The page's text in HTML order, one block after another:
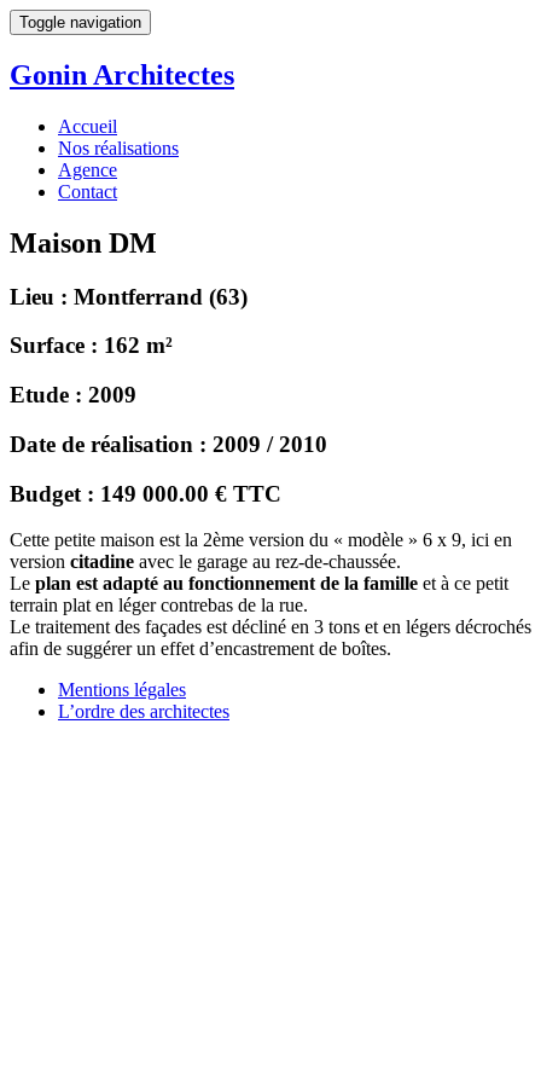
Toggle navigation
Gonin Architectes
Accueil
Nos réalisations
Agence
Contact
Maison DM
Lieu : Montferrand (63)
Surface : 162 m²
Etude : 2009
Date de réalisation : 2009 / 2010
Budget : 149 000.00 € TTC
Cette petite maison est la 2ème version du « modèle » 6 x 9, ici en
version citadine avec le garage au rez-de-chaussée.
Le plan est adapté au fonctionnement de la famille et à ce petit
terrain plat en léger contrebas de la rue.
Le traitement des façades est décliné en 3 tons et en légers décrochés
afin de suggérer un effet d’encastrement de boîtes.
Mentions légales
L’ordre des architectes